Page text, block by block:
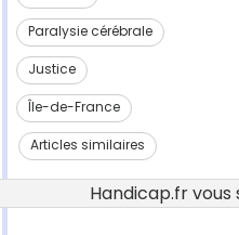
Paralysie cérébrale
Justice
Île-de-France
Articles similaires
Handicap.fr vous